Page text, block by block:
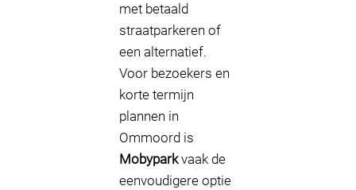
met betaald
straatparkeren of
een alternatief.
Voor bezoekers en
korte termijn
plannen in
Ommoord is
Mobyparkvaak de
eenvoudigere optie